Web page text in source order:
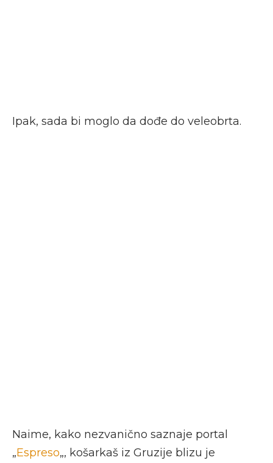
Ipak, sada bi moglo da dođe do veleobrta.
Naime, kako nezvanično saznaje portal
„Espreso„, košarkaš iz Gruzije blizu je